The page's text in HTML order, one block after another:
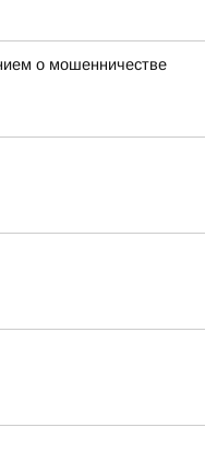
о мошенничестве